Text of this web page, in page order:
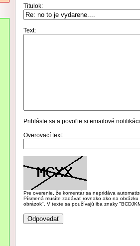
Titulok:
Text:
Prihláste sa a povoľte si emailové
Overovací text:
Pre overenie, že komentár sa nepridáva
Písmená musíte zadávať rovnako ako na
obrázok". V texte sa používajú iba znaky